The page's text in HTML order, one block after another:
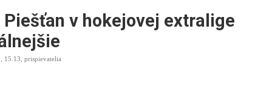
v hokejovej extralige
15.13, prispievatelia